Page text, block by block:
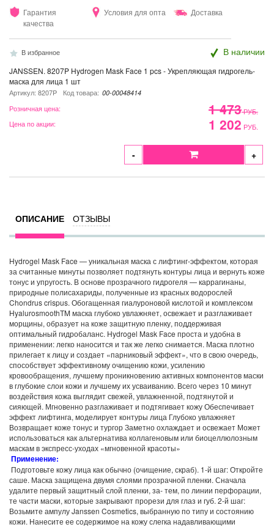
Гарантия
качества
Условия для опта Доставка
В наличии
В избранное
JANSSEN. 8207P Hydrogen Mask Face 1 pcs - Укрепляющая гидрогель-
маска для лица 1 шт
Артикул: 8207P Код товара: 00-00048414
1 473РУБ.
Розничная цена:
1 202 РУБ.
Цена по акции:
- +
ОПИСАНИЕ ОТЗЫВЫ
Hydrogel Mask Face — уникальная маска с лифтинг-эффектом, которая
за считанные минуты позволяет подтянуть контуры лица и вернуть коже
тонус и упругость. В основе прозрачного гидрогеля — каррагинаны,
природные полисахариды, полученные из красных водорослей
Chondrus crispus. Обогащенная гиалуроновой кислотой и комплексом
HyalurosmoothTM маска глубоко увлажняет, освежает и разглаживает
морщины, образует на коже защитную пленку, поддерживая
оптимальный гидробаланс. Hydrogel Mask Face проста и удобна в
применении: легко наносится и так же легко снимается. Маска плотно
прилегает к лицу и создает «парниковый эффект», что в свою очередь,
способствует эффективному очищению кожи, усилению
кровообращения, лучшему проникновению активных компонентов маски
в глубокие слои кожи и лучшему их усваиванию. Всего через 10 минут
воздействия кожа выглядит свежей, увлажненной, подтянутой и
сияющей. Мгновенно разглаживает и подтягивает кожу Обеспечивает
эффект лифтинга, моделирует контуры лица Глубоко увлажняет
Возвращает коже тонус и тургор Заметно охлаждает и освежает Может
использоваться как альтернатива коллагеновым или биоцеллюлозным
маскам в экспресс-уходах «мгновенной красоты»
Применение:
Подготовьте кожу лица как обычно (очищение, скраб). 1-й шаг: Откройте
саше. Маска защищена двумя слоями прозрачной пленки. Сначала
удалите первый защитный слой пленки, за- тем, по линии перфорации,
те части маски, которые закрывают прорези для глаз и губ. 2-й шаг:
Возьмите ампулу Janssen Cosmetics, выбранную по типу и состоянию
кожи. Нанесите ее содержимое на кожу слегка надавливающими